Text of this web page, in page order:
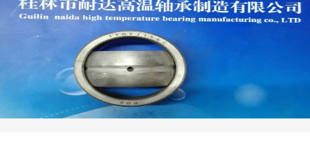
3TGB35ES